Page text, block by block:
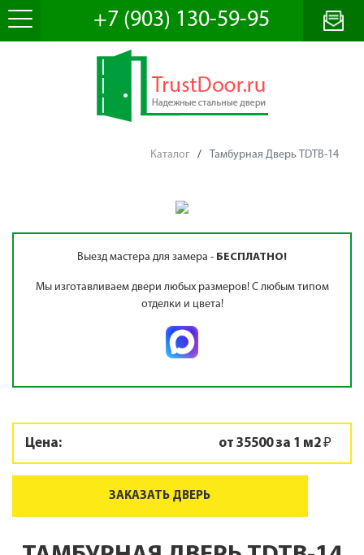
Каталог / Тамбурная Дверь TDTB-14
Выезд мастера для замера - БЕСПЛАТНО!
Мы изготавливаем двери любых размеров! С любым типом
отделки и цвета!
Цена: от 35500 за 1 м2 ₽
ЗАКАЗАТЬ ДВЕРЬ
+7 (903) 130-59-95